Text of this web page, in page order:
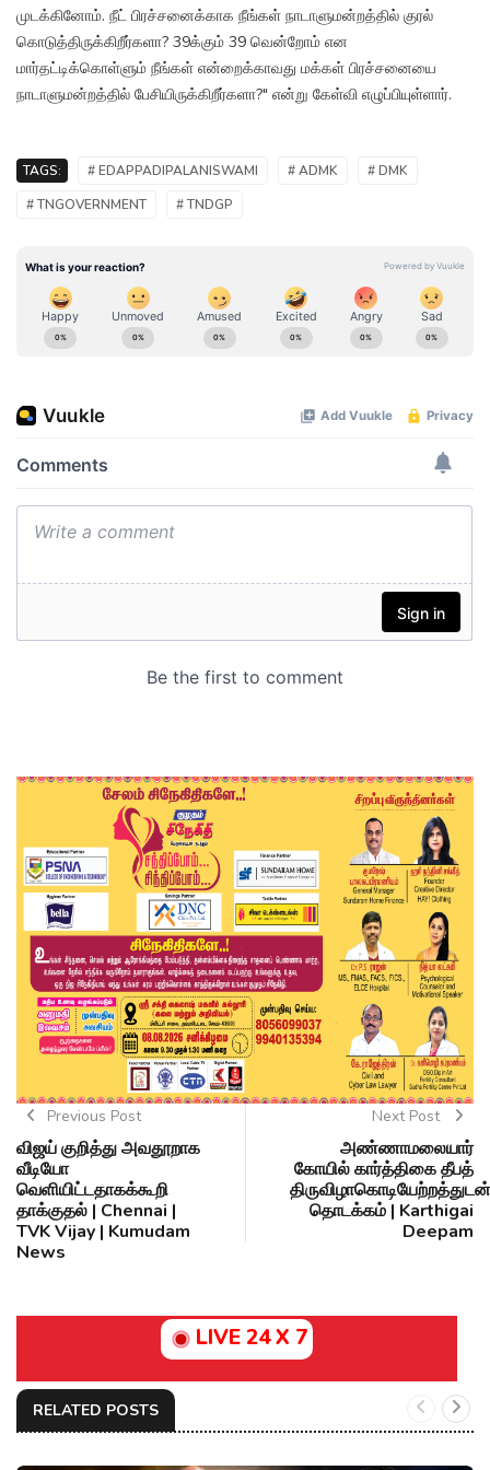
முடக்கினோம். நீட் பிரச்சனைக்காக நீங்கள் நாடாளுமன்றத்தில் குரல்
கொடுத்திருக்கிறீர்களா? 39க்கும் 39 வென்றோம் என
மார்தட்டிக்கொள்ளும் நீங்கள் என்றைக்காவது மக்கள் பிரச்சனையை
நாடாளுமன்றத்தில் பேசியிருக்கிறீர்களா?" என்று கேள்வி எழுப்பியுள்ளார்.
TAGS: # EDAPPADIPALANISWAMI # ADMK
# DMK
# TNGOVERNMENT
# TNDGP
Previous Post
விஜய் குறித்து அவதூறாக
வீடியோ
வெளியிட்டதாகக்கூறி
தாக்குதல் | Chennai |
TVK Vijay | Kumudam
News
Next Post
அண்ணாமலையார்
கோயில் கார்த்திகை தீபத்
திருவிழாகொடியேற்றத்துடன்
தொடக்கம் | Karthigai
Deepam
LIVE 24 X 7
RELATED POSTS